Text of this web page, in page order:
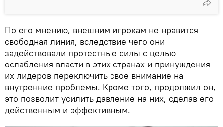
По его мнению, внешним игрокам не нравится
свободная линия, вследствие чего они
задействовали протестные силы с целью
ослабления власти в этих странах и принуждения
их лидеров переключить свое внимание на
внутренние проблемы. Кроме того, продолжил он,
это позволит усилить давление на них, сделав его
действенным и эффективным.